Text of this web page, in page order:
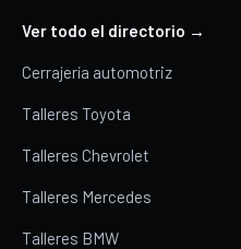
Ver todo el directorio →
Cerrajería automotriz
Talleres Toyota
Talleres Chevrolet
Talleres Mercedes
Talleres BMW